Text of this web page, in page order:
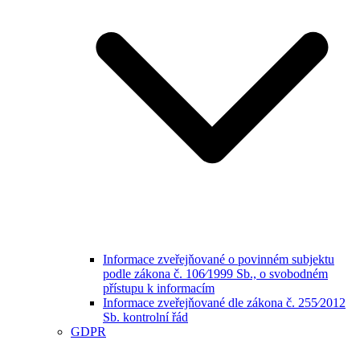
Informace zveřejňované o povinném subjektu
podle zákona č. 106⁄1999 Sb., o svobodném
přístupu k informacím
Informace zveřejňované dle zákona č. 255⁄2012
Sb. kontrolní řád
GDPR